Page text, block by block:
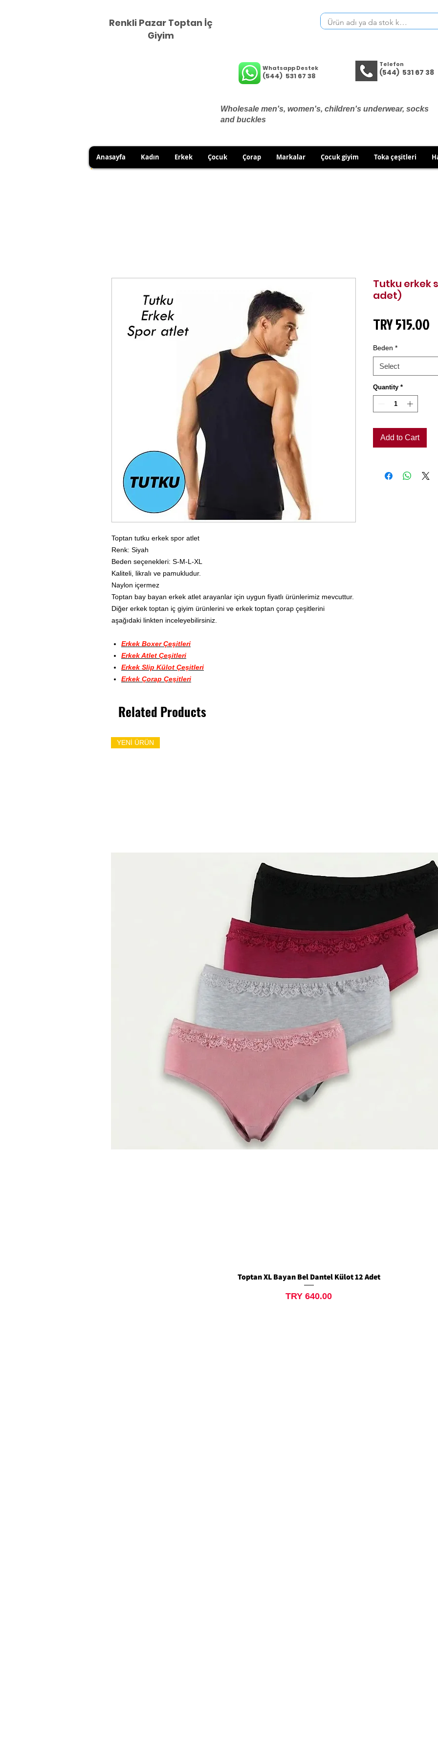
Renkli Pazar Toptan İç
Giyim
Whatsapp Destek
(544) 531 67 38
Telefon
(544) 531 67 38
Wholesale men's, women's, children's underwear, socks
and buckles
Anasayfa Kadın Erkek Çocuk Çorap Markalar Çocuk giyim Toka çeşitleri
Toptan tutku erkek spor atlet
Renk: Siyah
Beden seçenekleri: S-M-L-XL
Kaliteli, likralı ve pamukludur.
Naylon içermez
Toptan bay bayan erkek atlet arayanlar için uygun fiyatlı ürünlerimiz mevcuttur.
Diğer erkek toptan iç giyim ürünlerini ve erkek toptan çorap çeşitlerini
aşağıdaki linkten inceleyebilirsiniz.
Erkek Boxer Çeşitleri
Erkek Atlet Çeşitleri
Erkek Slip Külot Çeşitleri
Erkek Çorap Çeşitleri
Tutku erkek
adet)
TRY 515.00
Beden *
Select
Quantity *
Add to Cart
Related Products
Quick View
YENİ ÜRÜN
Toptan XL Bayan Bel Dantel Külot 12 Adet
Price
TRY 640.00